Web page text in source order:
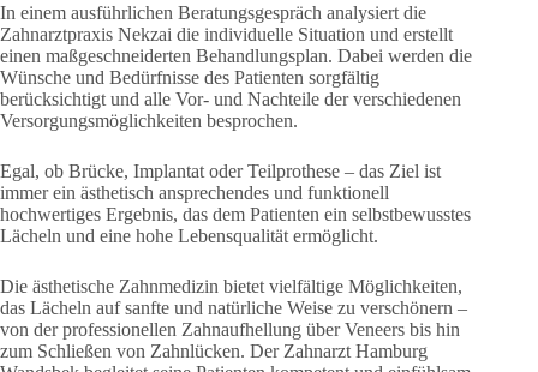
In einem ausführlichen Beratungsgespräch analysiert die
Zahnarztpraxis Nekzai die individuelle Situation und erstellt
einen maßgeschneiderten Behandlungsplan. Dabei werden die
Wünsche und Bedürfnisse des Patienten sorgfältig
berücksichtigt und alle Vor- und Nachteile der verschiedenen
Versorgungsmöglichkeiten besprochen.
Egal, ob Brücke, Implantat oder Teilprothese – das Ziel ist
immer ein ästhetisch ansprechendes und funktionell
hochwertiges Ergebnis, das dem Patienten ein selbstbewusstes
Lächeln und eine hohe Lebensqualität ermöglicht.
Die ästhetische Zahnmedizin bietet vielfältige Möglichkeiten,
das Lächeln auf sanfte und natürliche Weise zu verschönern –
von der professionellen Zahnaufhellung über Veneers bis hin
zum Schließen von Zahnlücken. Der Zahnarzt Hamburg